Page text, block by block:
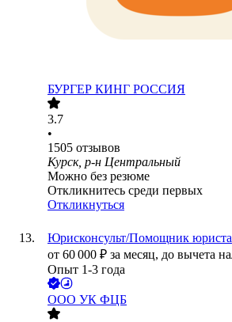
БУРГЕР КИНГ РОССИЯ
3.7
•
1505 отзывов
Курск, р-н Центральный
Можно без резюме
Откликнитесь среди первых
Откликнуться
Юрисконсульт/Помощник юриста
от 60 000 ₽ за месяц, до вычета
Опыт 1-3 года
ООО УК ФЦБ